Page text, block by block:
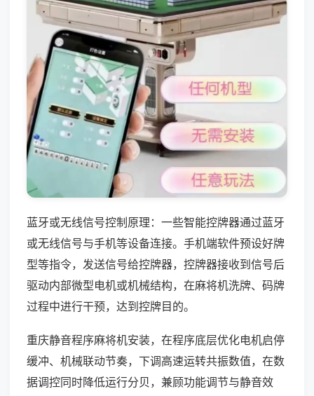
蓝牙或无线信号控制原理：一些智能控牌器通过蓝牙
或无线信号与手机等设备连接。手机端软件预设好牌
型等指令，发送信号给控牌器，控牌器接收到信号后
驱动内部微型电机或机械结构，在麻将机洗牌、码牌
过程中进行干预，达到控牌目的。
重庆静音程序麻将机安装，在程序底层优化电机启停
缓冲、机械联动节奏，下调高速运转共振数值，在数
据调控同时降低运行分贝，兼顾功能调节与静音效